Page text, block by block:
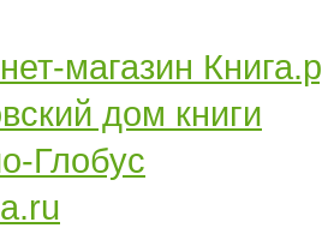
магазин
дом книги
Глобус